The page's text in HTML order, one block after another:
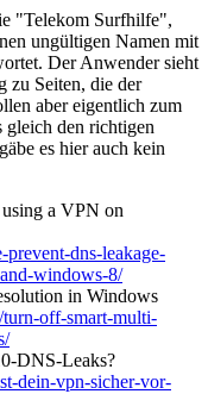
"Telekom Surfhilfe",
ungültigen Namen mit
Der Anwender sieht
zu Seiten, die der
aber eigentlich zum
gleich den richtigen
es hier auch kein
a VPN on
dns-leakage-
windows-8/
in Windows
off-smart-multi-
DNS-Leaks?
dein-vpn-sicher-vor-